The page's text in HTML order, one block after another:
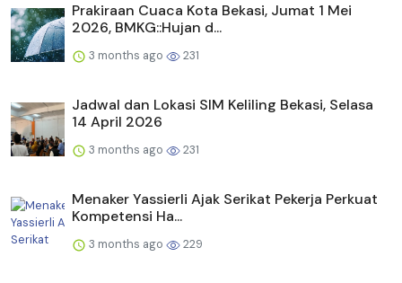
Prakiraan Cuaca Kota Bekasi, Jumat 1 Mei
2026, BMKG::Hujan d...
3 months ago 231
Jadwal dan Lokasi SIM Keliling Bekasi, Selasa
14 April 2026
3 months ago 231
Menaker Yassierli Ajak Serikat Pekerja Perkuat
Kompetensi Ha...
3 months ago 229